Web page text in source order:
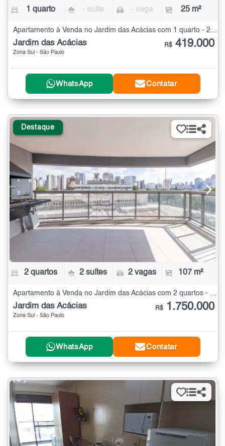
1 quarto - suíte - vaga 25 m²
Apartamento à Venda no Jardim das Acácias com 1 quarto - 25 m²
Jardim das Acácias
Zona Sul - São Paulo
R$ 419.000
WhatsApp Contatar
Destaque
2 quartos 2 suítes 2 vagas 107 m²
Apartamento à Venda no Jardim das Acácias com 2 quartos - 107 m²
Jardim das Acácias
Zona Sul - São Paulo
R$ 1.750.000
WhatsApp Contatar